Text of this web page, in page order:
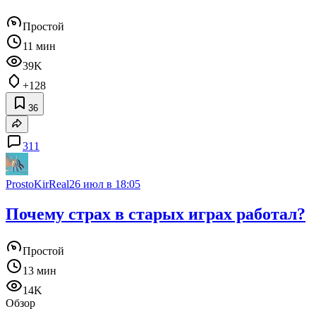
Простой
11 мин
39K
+128
36
311
ProstoKirReal26 июл в 18:05
Почему страх в старых играх работал?
Простой
13 мин
14K
Обзор